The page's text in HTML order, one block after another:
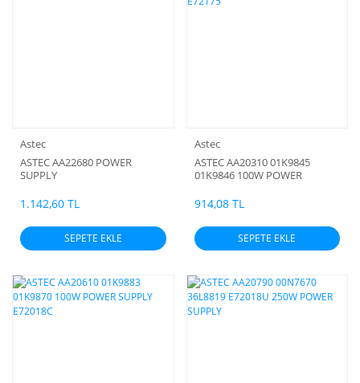
Astec
ASTEC AA22680 POWER
SUPPLY
1.142,60 TL
SEPETE EKLE
Astec
ASTEC AA20310 01K9845
01K9846 100W POWER
914,08 TL
SEPETE EKLE